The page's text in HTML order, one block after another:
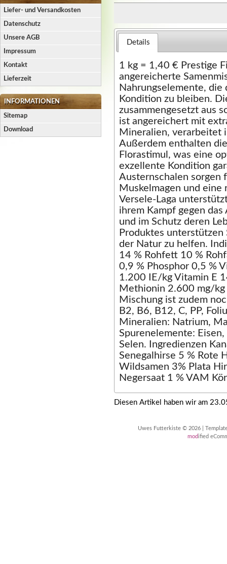
Liefer- und Versandkosten
Datenschutz
Unsere AGB
Impressum
Kontakt
Lieferzeit
INFORMATIONEN
Sitemap
Download
Details
1 kg = 1,40 € Prestige
angereicherte
Nahrungselemente,
Kondition zu bleiben.
zusammengesetzt aus
ist angereichert mit
Mineralien, verarbeitet
Außerdem enthalten
Florastimul, was eine
exzellente Kondition
Austernschalen sorgen
Muskelmagen und
Versele-Laga
ihrem Kampf gegen
und im Schutz deren
Produktes unterstützen
der Natur zu helfen.
14 % Rohfett 10 %
0,9 % Phosphor 0,5 %
1.200 IE/kg Vitamin E
Methionin 2.600 mg/kg
Mischung ist zudem
B2, B6, B12, C, PP,
Mineralien: Natrium,
Spurenelemente:
Selen. Ingredienzen
Senegalhirse 5 % Rote
Wildsamen 3% Plata
Negersaat 1 % VAM
Diesen Artikel haben wir am
Uwes Futterkiste © 2026 |
modified